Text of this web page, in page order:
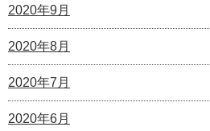
2020年9月
2020年8月
2020年7月
2020年6月